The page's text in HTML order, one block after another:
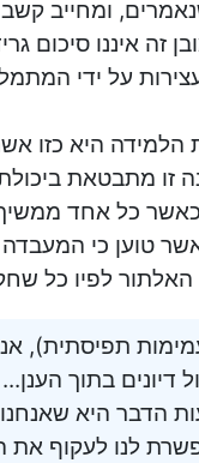
ומחייב קשב
זה איננו סיכום
על ידי
היא כזו
זו מתבטאת
כל אחד
טוען כי
לפיו כל
תפיסתית),
דיונים בתוך
הדבר היא
לנו לעקוף